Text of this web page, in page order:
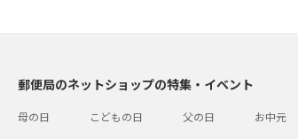
郵便局のネットショップの特集・イベント
母の日 こどもの日 父の日 お中元